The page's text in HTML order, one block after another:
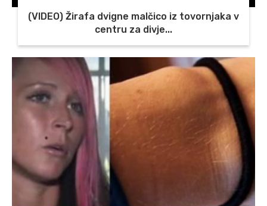
(VIDEO) Žirafa dvigne malčico iz tovornjaka v
centru za divje...